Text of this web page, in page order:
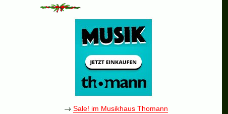
→ Sale! im Musikhaus Thomann